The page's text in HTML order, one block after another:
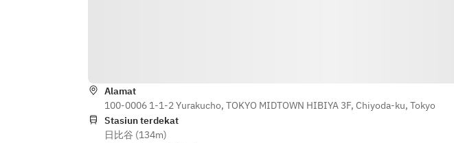
Alamat
100-0006 1-1-2 Yurakucho, TOKYO MIDTOWN HIBIYA 3F, Chiyoda-ku, Tokyo
Stasiun terdekat
日比谷 (134m)